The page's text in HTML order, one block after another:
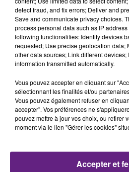
A l’occasion des
la nouvelle
Carmen présentée
l’Opéra de Dijon a
différentes actions
et de la région à
magistrale. Les
projets
classes, les centres
simple demande.
detect fraud, and fix errors; Deliver and
Save and communicate privacy choices.
process personal data such as IP
following functionalities: Identify devices
requested; Use precise geolocation data;
other data sources; Link different
information transmitted automatically.
Vous pouvez accepter en cliquant sur
sélectionnant les finalités et/ou
Vous pouvez également refuser en
accepter". Vos préférences ne
pouvez mettre à jour vos choix, ou retirer
moment via le lien "Gérer les cookies"
Accepter et